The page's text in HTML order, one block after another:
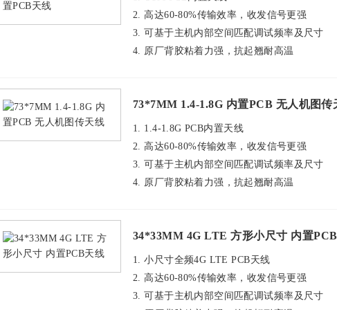
2. 高达60-80%传输效率，收发信号更强
3. 可基于主机内部空间匹配调试频率及尺寸
4. 原厂背胶粘着力强，抗起翘耐高温
73*7MM 1.4-1.8G 内置PCB 无人机图传
1. 1.4-1.8G PCB内置天线
2. 高达60-80%传输效率，收发信号更强
3. 可基于主机内部空间匹配调试频率及尺寸
4. 原厂背胶粘着力强，抗起翘耐高温
34*33MM 4G LTE 方形小尺寸 内置
1. 小尺寸全频4G LTE PCB天线
2. 高达60-80%传输效率，收发信号更强
3. 可基于主机内部空间匹配调试频率及尺寸